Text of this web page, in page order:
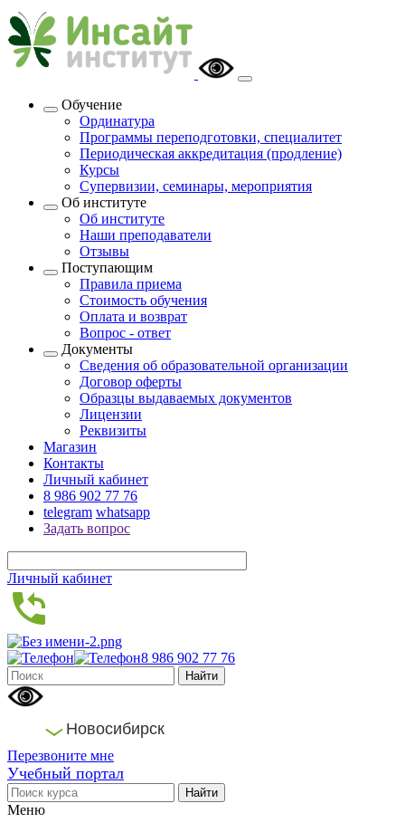
Обучение
Ординатура
Программы переподготовки, специалитет
Периодическая аккредитация (продление)
Курсы
Супервизии, семинары, мероприятия
Об институте
Об институте
Наши преподаватели
Отзывы
Поступающим
Правила приема
Стоимость обучения
Оплата и возврат
Вопрос - ответ
Документы
Сведения об образовательной организации
Договор оферты
Образцы выдаваемых документов
Лицензии
Реквизиты
Магазин
Контакты
Личный кабинет
8 986 902 77 76
telegram whatsapp
Задать вопрос
Личный кабинет
8 986 902 77 76
Новосибирск
Перезвоните мне
Учебный портал
Меню